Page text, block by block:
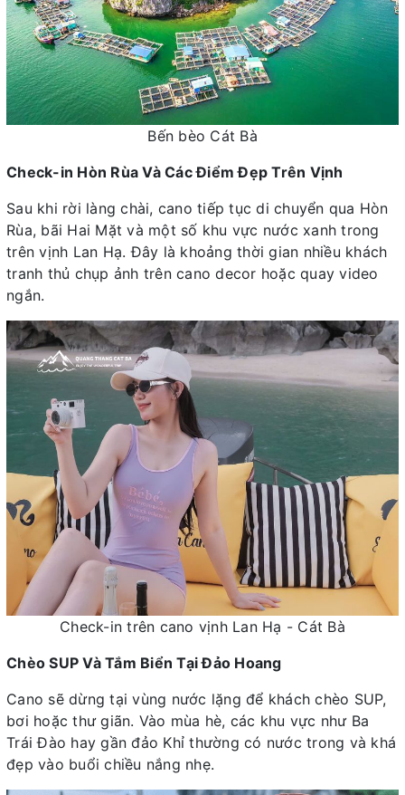
Bến bèo Cát Bà
Check-in Hòn Rùa Và Các Điểm Đẹp Trên Vịnh
Sau khi rời làng chài, cano tiếp tục di chuyển qua Hòn
Rùa, bãi Hai Mặt và một số khu vực nước xanh trong
trên vịnh Lan Hạ. Đây là khoảng thời gian nhiều khách
tranh thủ chụp ảnh trên cano decor hoặc quay video
ngắn.
Check-in trên cano vịnh Lan Hạ - Cát Bà
Chèo SUP Và Tắm Biển Tại Đảo Hoang
Cano sẽ dừng tại vùng nước lặng để khách chèo SUP,
bơi hoặc thư giãn. Vào mùa hè, các khu vực như Ba
Trái Đào hay gần đảo Khỉ thường có nước trong và khá
đẹp vào buổi chiều nắng nhẹ.